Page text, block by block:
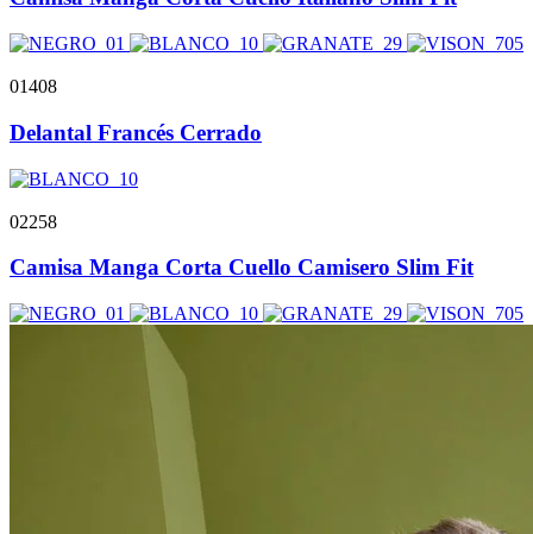
01408
Delantal Francés Cerrado
02258
Camisa Manga Corta Cuello Camisero Slim Fit